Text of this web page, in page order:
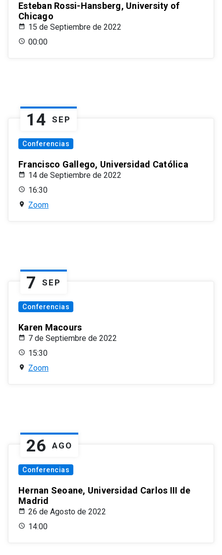
Esteban Rossi-Hansberg, University of
Chicago
15 de Septiembre de 2022
00:00
14 SEP
Conferencias
Francisco Gallego, Universidad Católica
14 de Septiembre de 2022
16:30
Zoom
7 SEP
Conferencias
Karen Macours
7 de Septiembre de 2022
15:30
Zoom
26 AGO
Conferencias
Hernan Seoane, Universidad Carlos III de
Madrid
26 de Agosto de 2022
14:00